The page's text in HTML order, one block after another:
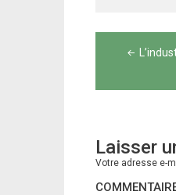
Laisser
Votre adresse e-